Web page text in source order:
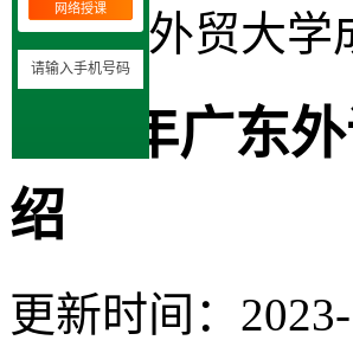
东外语外贸大
2024年广东
绍
更新时间：
网络授课